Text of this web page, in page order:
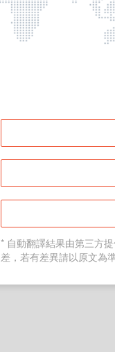
* 自動翻譯結果由第三方
差，若有差異請以原文為準